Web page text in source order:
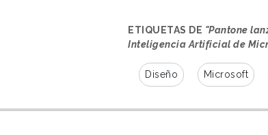
ETIQUETAS DE "Pantone
Inteligencia Artificial de
Diseño Microsoft